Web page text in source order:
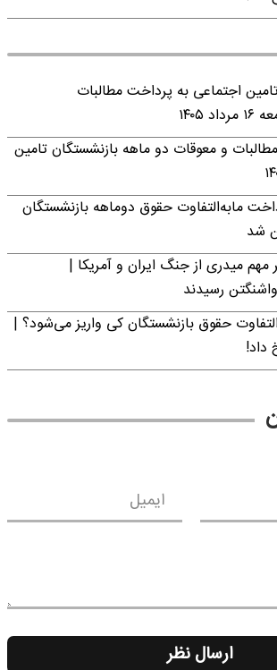
اجتماعی به پرداخت مطالبات
و معوقات دو ماهه بازنشستگان تامین
مابه‌التفاوت حقوق دوماهه بازنشستگان
شد
میدری از جنگ ایران و آمریکا |
رسیدند
حقوق بازنشستگان کی واریز می‌شود؟ |
داد!
ایمیل
ارسال نظر